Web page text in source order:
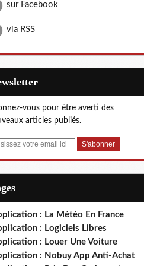
sur Facebook
via RSS
vous pour être averti des
articles publiés.
: La Météo En France
: Logiciels Libres
: Louer Une Voiture
: Nobuy App Anti-Achat